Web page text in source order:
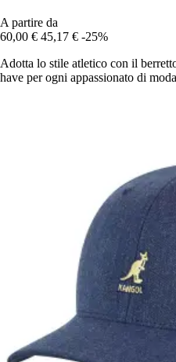
A partire da
60,00 € 45,17 € -25%
Adotta lo stile atletico con il
have per ogni appassionato di